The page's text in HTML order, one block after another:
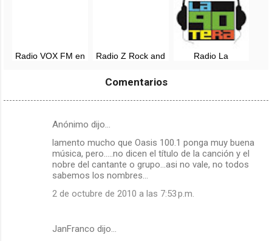
Radio VOX FM en
Radio Z Rock and
Radio La
Comentarios
Anónimo dijo…
lamento mucho que Oasis 100.1 ponga muy buena
música, pero.....no dicen el título de la canción y el
nobre del cantante o grupo...asi no vale, no todos
sabemos los nombres...
2 de octubre de 2010 a las 7:53 p.m.
JanFranco dijo…